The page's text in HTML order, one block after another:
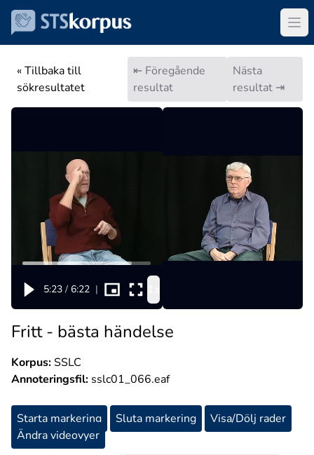
« Tillbaka till
sökresultatet
⇤ Föregående
resultat
Nästa
resultat ⇥
5:23 / 6:22 |
Fritt - bästa händelse
Korpus:SSLC
Annoteringsfil: sslc01_066.eaf
Starta markering Sluta markering
Visa/Dölj rader
Ändra videovyer